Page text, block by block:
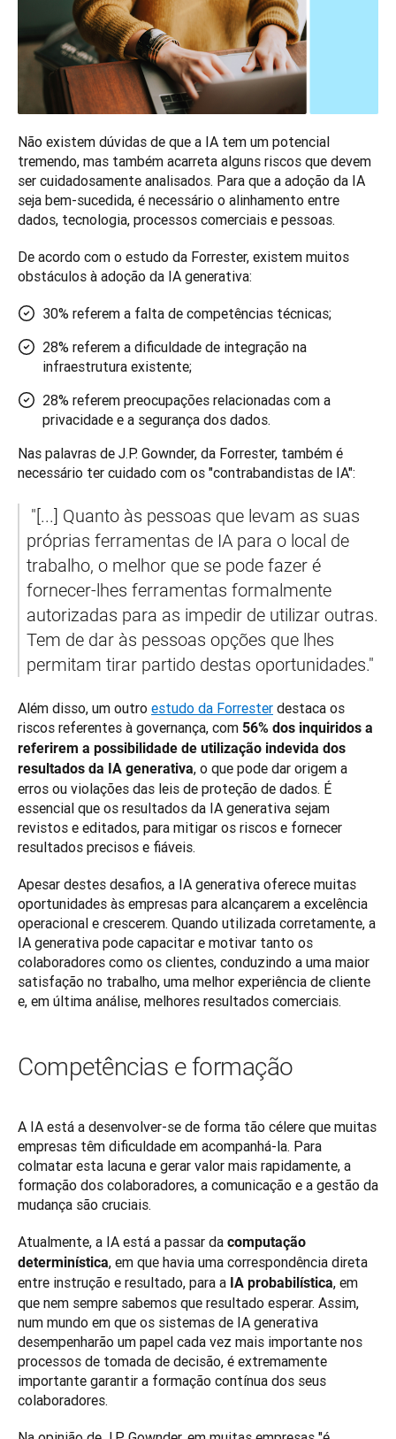
Não existem dúvidas de que a IA tem um potencial
tremendo, mas também acarreta alguns riscos que devem
ser cuidadosamente analisados. Para que a adoção da IA
seja bem-sucedida, é necessário o alinhamento entre
dados, tecnologia, processos comerciais e pessoas.
De acordo com o estudo da Forrester, existem muitos
obstáculos à adoção da IA generativa:
30% referem a falta de competências técnicas;
28% referem a dificuldade de integração na
infraestrutura existente;
28% referem preocupações relacionadas com a
privacidade e a segurança dos dados.
Nas palavras de J.P. Gownder, da Forrester, também é
necessário ter cuidado com os "contrabandistas de IA":
"[...] Quanto às pessoas que levam as suas
próprias ferramentas de IA para o local de
trabalho, o melhor que se pode fazer é
fornecer-lhes ferramentas formalmente
autorizadas para as impedir de utilizar outras.
Tem de dar às pessoas opções que lhes
permitam tirar partido destas oportunidades."
Além disso, um outro estudo da Forrester destaca os
riscos referentes à governança, com 56% dos inquiridos a
referirem a possibilidade de utilização indevida dos
resultados da IA generativa, o que pode dar origem a
erros ou violações das leis de proteção de dados. É
essencial que os resultados da IA generativa sejam
revistos e editados, para mitigar os riscos e fornecer
resultados precisos e fiáveis.
Apesar destes desafios, a IA generativa oferece muitas
oportunidades às empresas para alcançarem a excelência
operacional e crescerem. Quando utilizada corretamente, a
IA generativa pode capacitar e motivar tanto os
colaboradores como os clientes, conduzindo a uma maior
satisfação no trabalho, uma melhor experiência de cliente
e, em última análise, melhores resultados comerciais.
Competências e formação
A IA está a desenvolver-se de forma tão célere que muitas
empresas têm dificuldade em acompanhá-la. Para
colmatar esta lacuna e gerar valor mais rapidamente, a
formação dos colaboradores, a comunicação e a gestão da
mudança são cruciais.
Atualmente, a IA está a passar da computação
determinística, em que havia uma correspondência direta
entre instrução e resultado, para a IA probabilística, em
que nem sempre sabemos que resultado esperar. Assim,
num mundo em que os sistemas de IA generativa
desempenharão um papel cada vez mais importante nos
processos de tomada de decisão, é extremamente
importante garantir a formação contínua dos seus
colaboradores.